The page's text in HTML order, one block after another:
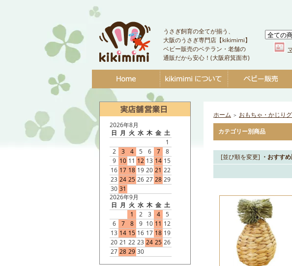
うさぎ飼育の全てが揃う、
大阪のうさぎ専門店【kikimimi】
ベビー販売のベテラン・老舗の
通販だから安心！(大阪府箕面市)
2026年8月
日 月 火 水 木 金 土
1
2
3 4 5 6 7
8
9 10 11 12 13 14 15
16 17 18 19 20 21 22
23 24 25 26 27 28 29
30 31
2026年9月
日 月 火 水 木 金 土
1
2 3 4
5
6
7 8 9 10 11 12
13 14 15 16 17 18 19
20 21 22 23 24 25 26
27 28 29 30
ホーム ＞ おもちゃ・かじり
カテゴリー別商品
[並び順を変更] ・おすす